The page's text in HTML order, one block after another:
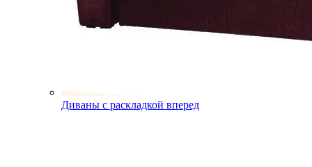
Диваны с раскладкой вперед